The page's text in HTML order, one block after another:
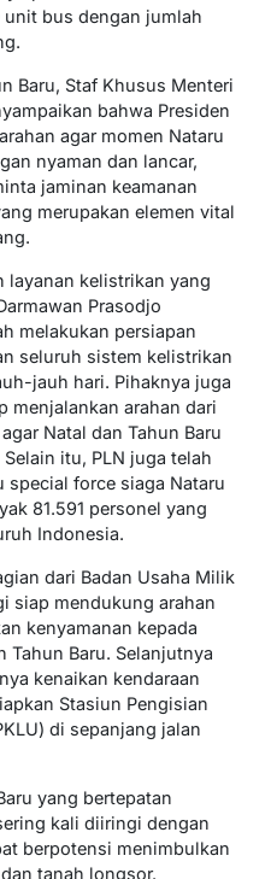
unit bus dengan jumlah
Baru, Staf Khusus Menteri
bahwa Presiden
agar momen Nataru
nyaman dan lancar,
jaminan keamanan
merupakan elemen vital
layanan kelistrikan yang
Prasodjo
melakukan persiapan
seluruh sistem kelistrikan
jauh hari. Pihaknya juga
menjalankan arahan dari
Natal dan Tahun Baru
itu, PLN juga telah
force siaga Nataru
81.591 personel yang
Indonesia.
dari Badan Usaha Milik
siap mendukung arahan
kenyamanan kepada
Tahun Baru. Selanjutnya
kenaikan kendaraan
Stasiun Pengisian
di sepanjang jalan
yang bertepatan
kali diiringi dengan
berpotensi menimbulkan
tanah longsor.